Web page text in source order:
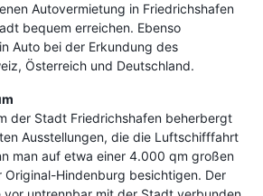
Autovermietung in Friedrichshafen
bequem erreichen. Ebenso
Auto bei der Erkundung des
Österreich und Deutschland.
der Stadt Friedrichshafen beherbergt
Ausstellungen, die die Luftschifffahrt
man auf etwa einer 4.000 qm großen
Original-Hindenburg besichtigen. Der